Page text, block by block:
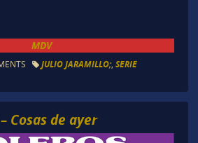
MDV
JULIO JARAMILLO;, SERIE
Cosas de ayer